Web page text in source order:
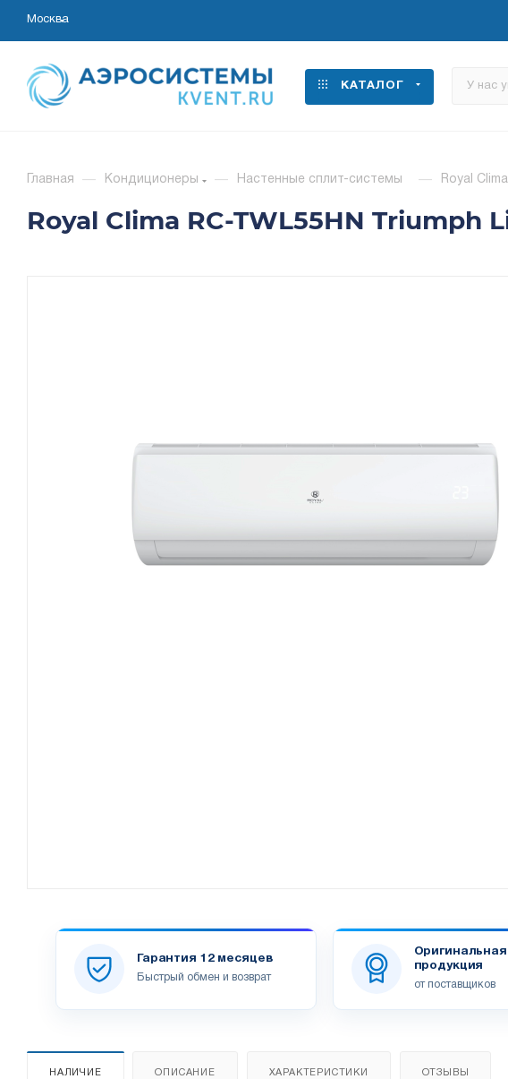
Москва
КАТАЛОГ
Главная — Кондиционеры — Настенные сплит-системы — Royal
Royal Clima RC-TWL55HN Triumph
Гарантия 12 месяцев
Быстрый обмен и возврат
Оригинальная
продукция
от поставщиков
НАЛИЧИЕ ОПИСАНИЕ ХАРАКТЕРИСТИКИ ОТЗЫВЫ